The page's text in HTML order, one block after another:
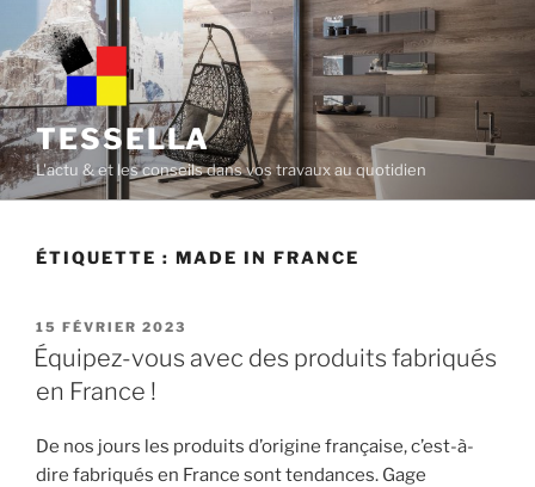
content
TESSELLA
L'actu & et les conseils dans vos travaux au quotidien
ÉTIQUETTE : MADE IN FRANCE
POSTED
ON
15 FÉVRIER 2023
Équipez-vous avec des produits fabriqués
en France !
De nos jours les produits d’origine française, c’est-à-
dire fabriqués en France sont tendances. Gage